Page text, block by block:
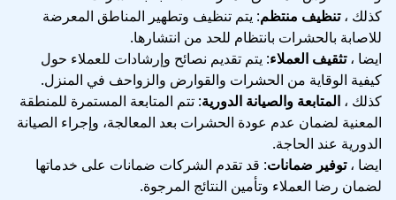
كذلك ،تنظيف منتظم: يتم تنظيف وتطهير المناطق المعرضة
للاصابة بالحشرات بانتظام للحد من انتشارها.
ايضا ،تثقيف العملاء: يتم تقديم نصائح وإرشادات للعملاء حول
كيفية الوقاية من الحشرات والقوارض والزواحف في المنزل.
كذلك ، المتابعة والصيانة الدورية: تتم المتابعة المستمرة للمنطقة
المعنية لضمان عدم عودة الحشرات بعد المعالجة، وإجراء الصيانة
الدورية عند الحاجة.
ايضا ،توفير ضمانات: قد تقدم الشركات ضمانات على خدماتها
لضمان رضا العملاء وتأمين النتائج المرجوة.